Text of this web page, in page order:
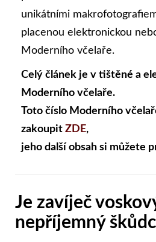
unikátními
placenou elektronickou
Moderního včelaře.
Celý článek je v tištěné a
Moderního včelaře.
Toto číslo Moderního
zakoupit ZDE,
jeho další obsah si můžete
Je zavíječ
nepříjemný